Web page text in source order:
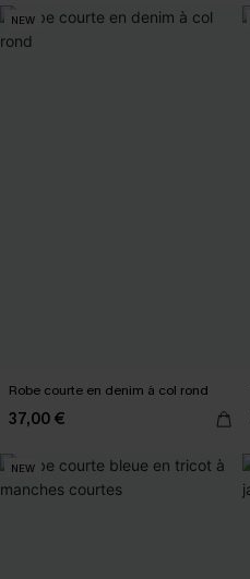
NEW
Robe courte en denim à col rond
37,00 €
NEW